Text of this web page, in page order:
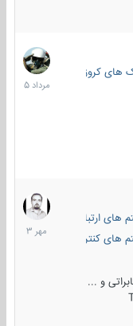
کروز
2
مرداد
1405
ارتباطی و جمع آوری
کنترل آتش و تجهیزات
و ...
1
مهر
1403